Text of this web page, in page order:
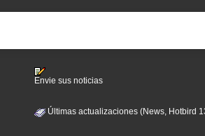
Envie sus noticias
Últimas actualizaciones (News, Hotbird